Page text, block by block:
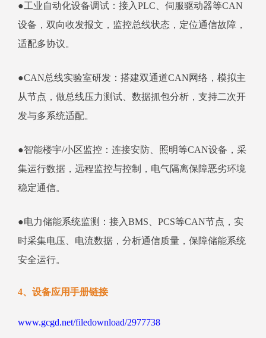
●工业自动化设备调试：接入PLC、伺服驱动器等CAN
设备，双向收发报文，监控总线状态，定位通信故障，
适配多协议。
●CAN总线实验室研发：搭建双通道CAN网络，模拟主
从节点，做总线压力测试、数据抓包分析，支持二次开
发与多系统适配。
●智能楼宇/小区监控：连接安防、照明等CAN设备，采
集运行数据，远程监控与控制，电气隔离保障恶劣环境
稳定通信。
●电力储能系统监测：接入BMS、PCS等CAN节点，实
时采集电压、电流数据，分析通信质量，保障储能系统
安全运行。
4、设备应用手册链接
www.gcgd.net/filedownload/2977738